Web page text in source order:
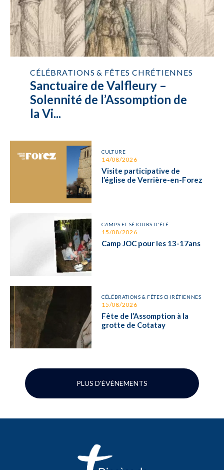
PLUS D'ÉVÉNEMENTS
CÉLÉBRATIONS & FÊTES CHRÉTIENNES
Sanctuaire de Valfleury –
Solennité de l’Assomption de
la Vi...
CULTURE
14/08/2026
Visite participative de
l’église de Verrière-en-Forez
CAMPS ET SÉJOURS D'ÉTÉ
15/08/2026
Camp JOC pour les 13-17ans
CÉLÉBRATIONS & FÊTES CHRÉTIENNES
15/08/2026
Fête de l’Assomption à la
grotte de Cotatay